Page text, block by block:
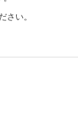
さい。